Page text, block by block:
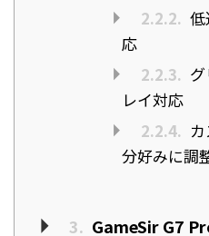
2.2.2.
応
2.2.3.
レイ対応
2.2.4.
分好みに調
3. GameSir G7